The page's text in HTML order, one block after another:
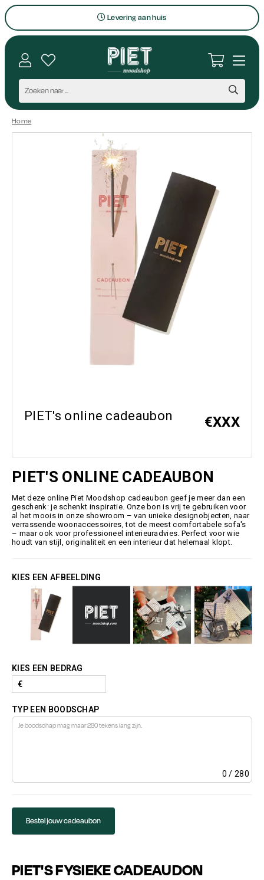
Levering aan huis
Interieuradvies op maat
Persoonlijk aanspreekpunt
Home
PIET's online cadeaubon €XXX
PIET'S ONLINE CADEAUBON
Met deze online Piet Moodshop cadeaubon geef je meer dan een
geschenk: je schenkt inspiratie. Onze bon is vrij te gebruiken voor
al het moois in onze showroom – van unieke designobjecten, naar
verrassende woonaccessoires, tot de meest comfortabele sofa's
– maar ook voor professioneel interieuradvies. Perfect voor wie
houdt van stijl, originaliteit en een interieur dat helemaal klopt.
KIES EEN AFBEELDING
KIES EEN BEDRAG
€
TYP EEN BOODSCHAP
0 / 280
Bestel jouw cadeaubon
PIET'S FYSIEKE CADEAUDON